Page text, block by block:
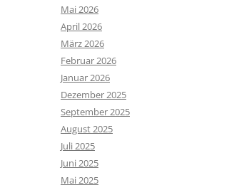
Mai 2026
April 2026
März 2026
Februar 2026
Januar 2026
Dezember 2025
September 2025
August 2025
Juli 2025
Juni 2025
Mai 2025